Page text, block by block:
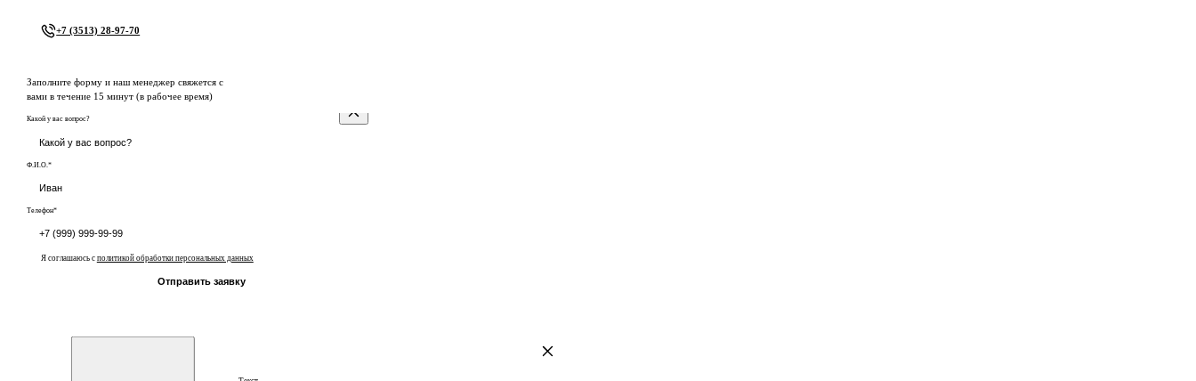
+7 (3513) 28-97-70
Заполните форму и наш менеджер свяжется с
вами в течение 15 минут (в рабочее время)
Какой у вас вопрос?
Ф.И.О.*
Телефон*
Я соглашаюсь с политикой обработки персональных данных
Отправить заявку